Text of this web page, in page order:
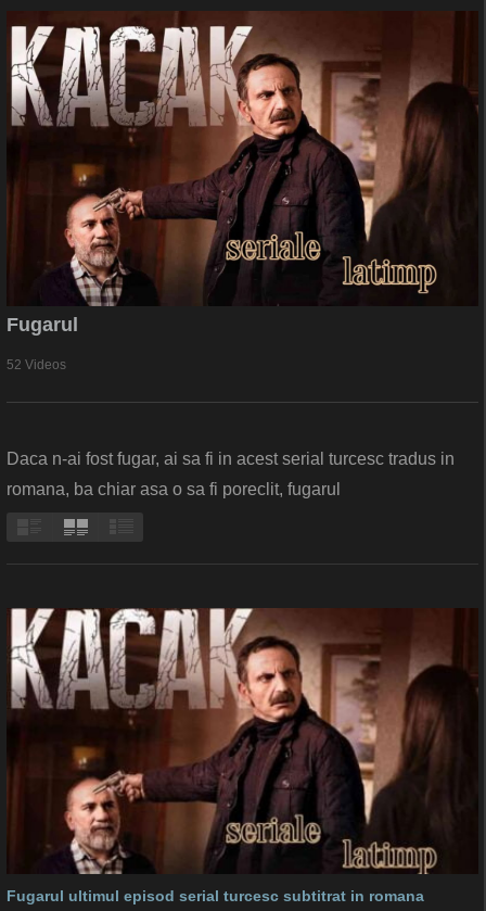
Fugarul
52 Videos
Daca n-ai fost fugar, ai sa fi in acest serial turcesc tradus in
romana, ba chiar asa o sa fi poreclit, fugarul
Fugarul ultimul episod serial turcesc subtitrat in romana